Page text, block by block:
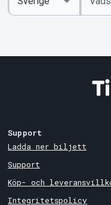
sökord
Country
Support
Ladda ner biljett
Support
Köp- och
Integritetspolicy